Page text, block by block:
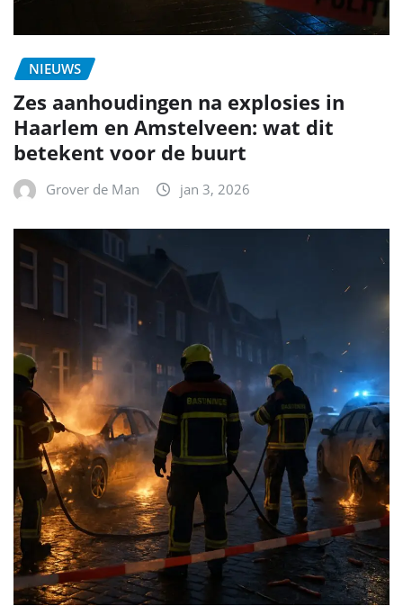
NIEUWS
Zes aanhoudingen na explosies in
Haarlem en Amstelveen: wat dit
betekent voor de buurt
Grover de Man jan 3, 2026